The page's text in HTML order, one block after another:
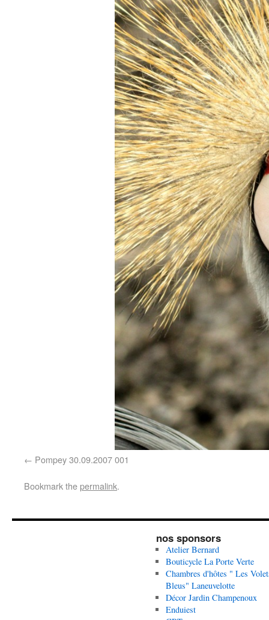
Pompey 30.09.2007 001
Bookmark thepermalink.
nos sponsors
Atelier Bernard
Bouticycle La Porte Verte
Chambres d'hôtes " Les
Bleus" Laneuvelotte
Décor Jardin Champenoux
Enduiest